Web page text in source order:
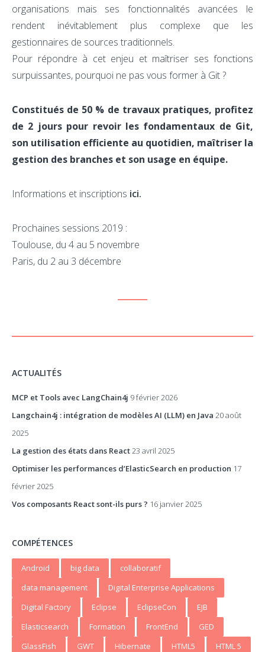
organisations mais ses fonctionnalités avancées le
rendent inévitablement plus complexe que les
gestionnaires de sources traditionnels.
Pour répondre à cet enjeu et maîtriser ses fonctions
surpuissantes, pourquoi ne pas vous former à Git ?
Constitués de 50 % de travaux pratiques, profitez
de 2 jours pour revoir les fondamentaux de Git,
son utilisation efficiente au quotidien, maîtriser la
gestion des branches et son usage en équipe.
Informations et inscriptions ici.
Prochaines sessions 2019 :
Toulouse, du 4 au 5 novembre
Paris, du 2 au 3 décembre
ACTUALITÉS
MCP et Tools avec LangChain4j 9 février 2026
Langchain4j : intégration de modèles AI (LLM) en Java 20 août
2025
La gestion des états dans React 23 avril 2025
Optimiser les performances d’ElasticSearch en production 17
février 2025
Vos composants React sont-ils purs ? 16 janvier 2025
COMPÉTENCES
Android big data
collaboratif
data management
Digital Enterprise Applications
Digital Factory
Eclipse EclipseCon
EJB
Elasticsearch
Formation FrontEnd
GED
GlassFish
GWT Hibernate HTML5
HTML 5